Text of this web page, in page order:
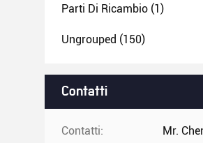
Parti Di Ricambio (1)
Ungrouped (150)
Contatti
Contatti: Mr.